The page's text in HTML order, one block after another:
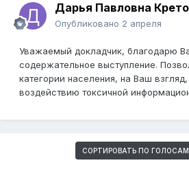
Дарья Павловна
Опубликовано 2 апреля
Уважаемый докладчик, благодарю
содержательное выступление.
категории населения, на Ваш
воздействию токсичной
СОРТИРОВАТЬ ПО ГОЛОСАМ